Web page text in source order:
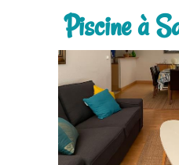
Piscine à